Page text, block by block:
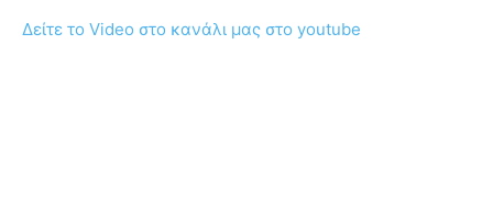
Δείτε το Video στο κανάλι μας στο youtube